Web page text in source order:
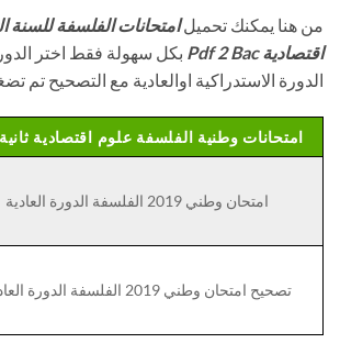
من هنا يمكنك تحميلامتحانات الفلسفة للسنة
اقتصادية Pdf 2 Bac
بكل سهولة فقط اختر
الدورة الاستدراكية اوالعادية مع التصحيح تم
امتحانات وطنية الفلسفة علوم اقتصادية
امتحان وطني 2019 الفلسفة الدورة العادية
تصحيح امتحان وطني 2019 الفلسفة الدورة العادية